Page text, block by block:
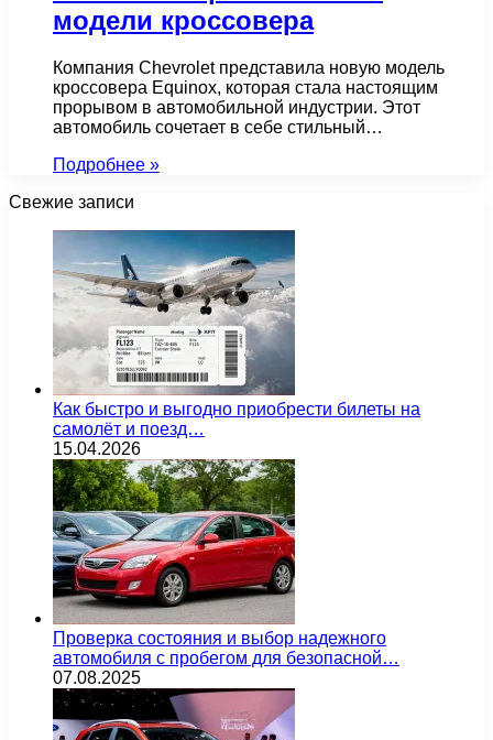
модели кроссовера
Компания Chevrolet представила новую модель
кроссовера Equinox, которая стала настоящим
прорывом в автомобильной индустрии. Этот
автомобиль сочетает в себе стильный…
Подробнее »
Свежие записи
Как быстро и выгодно приобрести билеты на
самолёт и поезд…
15.04.2026
Проверка состояния и выбор надежного
автомобиля с пробегом для безопасной…
07.08.2025